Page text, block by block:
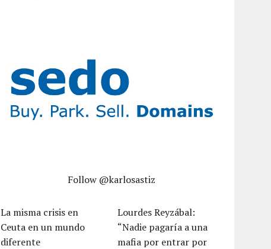
Follow @karlosastiz
La misma crisis en
Ceuta en un mundo
diferente
Lourdes Reyzábal:
“Nadie pagaría a una
mafia por entrar por